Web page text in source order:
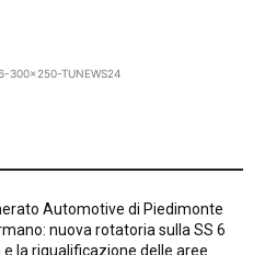
300x250-TUNEWS24
Automotive di Piedimonte
nuova rotatoria sulla SS 6
e la riqualificazione delle aree